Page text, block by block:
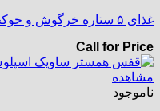
غذای ۵ ستاره خرگوش و خوکچه دلی نیچر
Call for Price
مشاهده
ناموجود